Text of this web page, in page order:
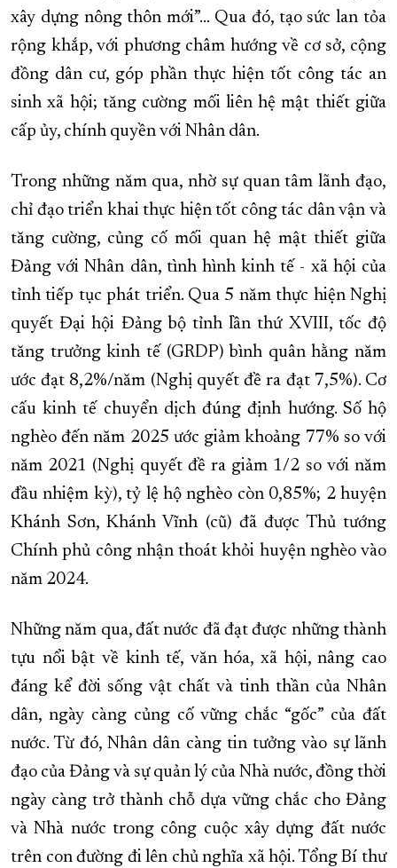
xây dựng nông thôn mới”... Qua đó, tạo sức lan tỏa
rộng khắp, với phương châm hướng về cơ sở, cộng
đồng dân cư, góp phần thực hiện tốt công tác an
sinh xã hội; tăng cường mối liên hệ mật thiết giữa
cấp ủy, chính quyền với Nhân dân.
Trong những năm qua, nhờ sự quan tâm lãnh đạo,
chỉ đạo triển khai thực hiện tốt công tác dân vận và
tăng cường, củng cố mối quan hệ mật thiết giữa
Đảng với Nhân dân, tình hình kinh tế - xã hội của
tỉnh tiếp tục phát triển. Qua 5 năm thực hiện Nghị
quyết Đại hội Đảng bộ tỉnh lần thứ XVIII, tốc độ
tăng trưởng kinh tế (GRDP) bình quân hằng năm
ước đạt 8,2%/năm (Nghị quyết đề ra đạt 7,5%). Cơ
cấu kinh tế chuyển dịch đúng định hướng. Số hộ
nghèo đến năm 2025 ước giảm khoảng 77% so với
năm 2021 (Nghị quyết đề ra giảm 1/2 so với năm
đầu nhiệm kỳ), tỷ lệ hộ nghèo còn 0,85%; 2 huyện
Khánh Sơn, Khánh Vĩnh (cũ) đã được Thủ tướng
Chính phủ công nhận thoát khỏi huyện nghèo vào
năm 2024.
Những năm qua, đất nước đã đạt được những thành
tựu nổi bật về kinh tế, văn hóa, xã hội, nâng cao
đáng kể đời sống vật chất và tinh thần của Nhân
dân, ngày càng củng cố vững chắc “gốc” của đất
nước. Từ đó, Nhân dân càng tin tưởng vào sự lãnh
đạo của Đảng và sự quản lý của Nhà nước, đồng thời
ngày càng trở thành chỗ dựa vững chắc cho Đảng
và Nhà nước trong công cuộc xây dựng đất nước
trên con đường đi lên chủ nghĩa xã hội. Tổng Bí thư